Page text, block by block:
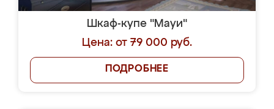
Шкаф-купе "Мауи"
Цена: от 79 000 руб.
ПОДРОБНЕЕ